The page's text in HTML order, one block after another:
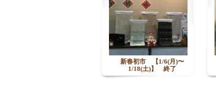
新春初市 【1/6(月)〜
1/18(土)】 終了